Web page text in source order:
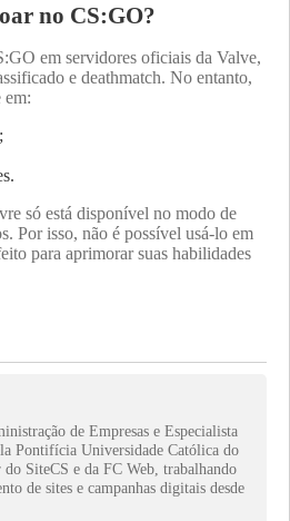
no CS:GO?
em servidores oficiais da Valve,
e deathmatch. No entanto,
em:
só está disponível no modo de
Por isso, não é possível usá-lo em
para aprimorar suas habilidades
de Empresas e Especialista
Pontifícia Universidade Católica do
do SiteCS e da FC Web, trabalhando
de sites e campanhas digitais desde